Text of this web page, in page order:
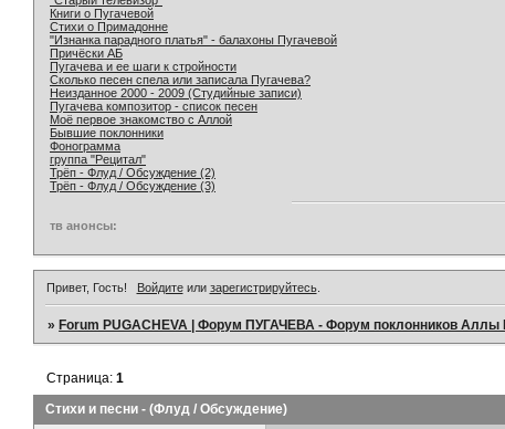
Книги о Пугачевой
Стихи о Примадонне
"Изнанка парадного платья" - балахоны Пугачевой
Причёски АБ
Пугачева и ее шаги к стройности
Сколько песен спела или записала Пугачева?
Неизданное 2000 - 2009 (Студийные записи)
Пугачева композитор - список песен
Моё первое знакомство с Аллой
Бывшие поклонники
Фонограмма
группа "Рецитал"
Трёп - Флуд / Обсуждение (2)
Трёп - Флуд / Обсуждение (3)
тв анонсы:
Привет, Гость! Войдитеили зарегистрируйтесь.
»Forum PUGACHEVA | Форум ПУГАЧЕВА - Форум поклонников Аллы
Стихи и песни - (Флуд / Обсуждение)
Страница:1